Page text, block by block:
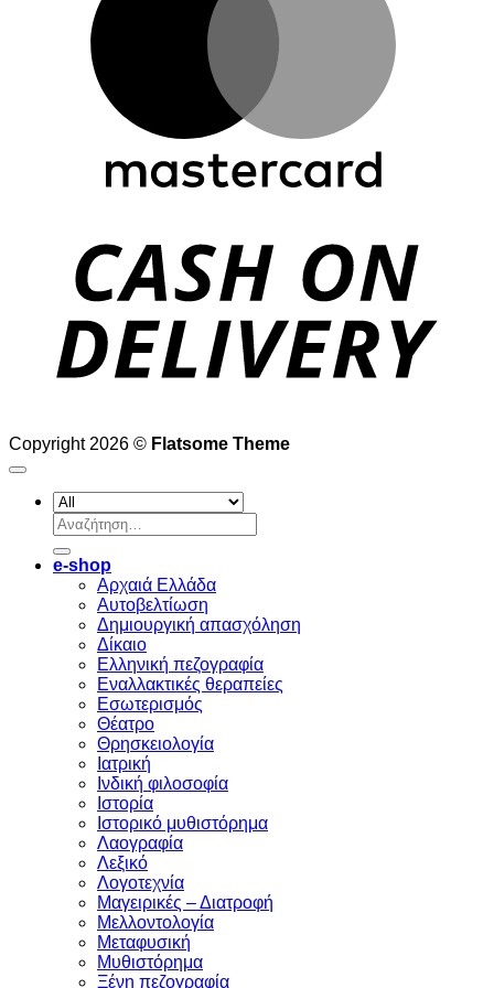
Copyright 2026 © Flatsome Theme
Αναζήτηση
για:
e-shop
Αρχαιά Ελλάδα
Aυτοβελτίωση
Δημιουργική απασχόληση
Δίκαιο
Ελληνική πεζογραφία
Eναλλακτικές θεραπείες
Eσωτερισμός
Θέατρο
Θρησκειολογία
Ιατρική
Ινδική φιλοσοφία
Ιστορία
Ιστορικό μυθιστόρημα
Λαογραφία
Λεξικό
Λογοτεχνία
Μαγειρικές – Διατροφή
Μελλοντολογία
Μεταφυσική
Μυθιστόρημα
Ξένη πεζογραφία